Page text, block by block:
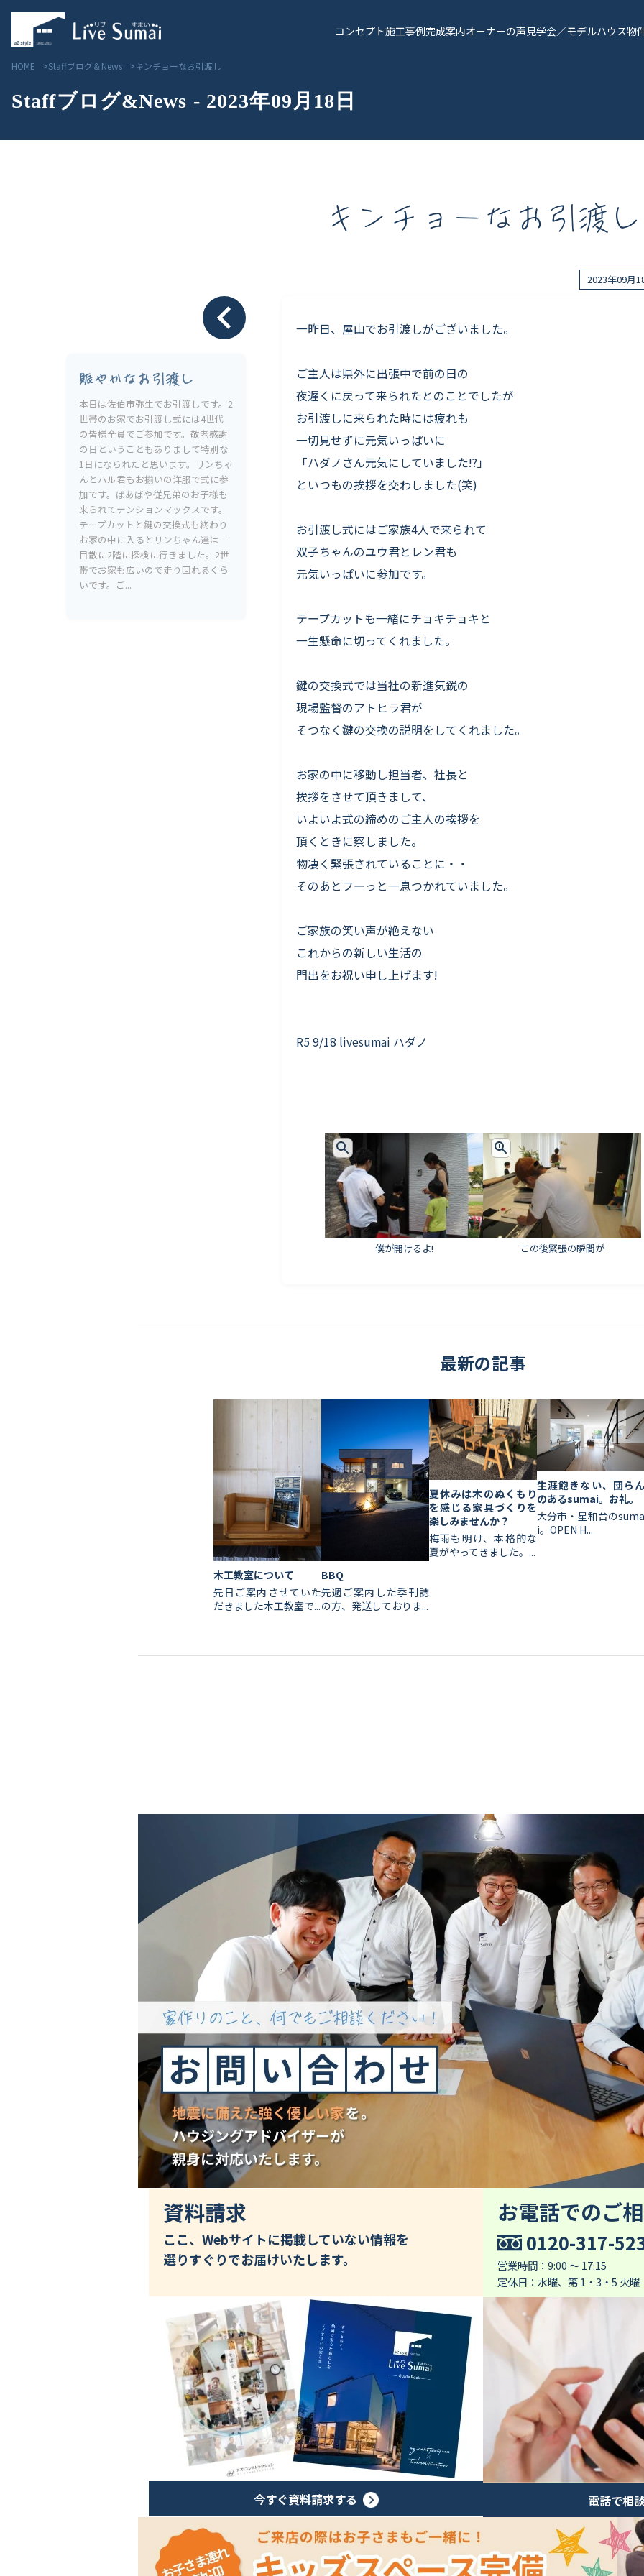
コンセプト施工事例完成案内オーナーの声見学会／モデルハウス物
よくいただくご質問
HOME Staffブログ＆News キンチョーなお引渡し
Staffブログ&News - 2023年09月18日
キンチョーなお引渡し
2023年09月
一昨日、屋山でお引渡しがございました。
ご主人は県外に出張中で前の日の
夜遅くに戻って来られたとのことでしたが
お引渡しに来られた時には疲れも
一切見せずに元気いっぱいに
「ハダノさん元気にしていました!?」
といつもの挨拶を交わしました(笑)
お引渡し式にはご家族4人で来られて
双子ちゃんのユウ君とレン君も
元気いっぱいに参加です。
テープカットも一緒にチョキチョキと
一生懸命に切ってくれました。
鍵の交換式では当社の新進気鋭の
現場監督のアトヒラ君が
そつなく鍵の交換の説明をしてくれました。
お家の中に移動し担当者、社長と
挨拶をさせて頂きまして、
いよいよ式の締めのご主人の挨拶を
頂くときに察しました。
物凄く緊張されていることに・・
そのあとフーっと一息つかれていました。
ご家族の笑い声が絶えない
これからの新しい生活の
門出をお祝い申し上げます!
R5 9/18 livesumai ハダノ
僕が開けるよ! この後緊張の瞬間が
賑やかなお引渡し
本日は佐伯市弥生でお引渡しです。2
世帯のお家でお引渡し式には4世代
の皆様全員でご参加です。敬老感謝
の日ということもありまして特別な
1日になられたと思います。リンちゃ
んとハル君もお揃いの洋服で式に参
加です。ばあばや従兄弟のお子様も
来られてテンションマックスです。
テープカットと鍵の交換式も終わり
お家の中に入るとリンちゃん達は一
目散に2階に探検に行きました。2世
帯でお家も広いので走り回れるくら
いです。ご...
最新の記事
木工教室について
先日ご案内させていた
だきました木工教室で...
BBQ
先週ご案内した季刊誌
の方、発送しておりま...
夏休みは木のぬくもり
を感じる家具づくりを
楽しみませんか？
梅雨も明け、本格的な
夏がやってきました。...
生涯飽きない、団らん
のあるsumai。お礼。
大分市・星和台のsuma
i。OPEN H...
資料請求
ここ、Webサイトに掲載していない情報を
選りすぐりでお届けいたします。
今すぐ資料請求する
お電話でのご
0120-317-
営業時間：9:00 ～ 17:15
定休日：水曜、第 1・3・5 火曜
電話で相